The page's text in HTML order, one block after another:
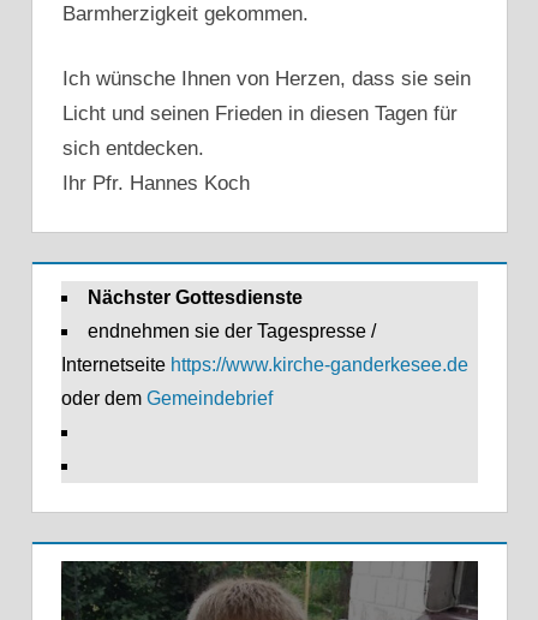
Barmherzigkeit gekommen.
Ich wünsche Ihnen von Herzen, dass sie sein
Licht und seinen Frieden in diesen Tagen für
sich entdecken.
Ihr Pfr. Hannes Koch
Nächster Gottesdienste
endnehmen sie der Tagespresse /
Internetseitehttps://www.kirche-ganderkesee.de
oder dem Gemeindebrief